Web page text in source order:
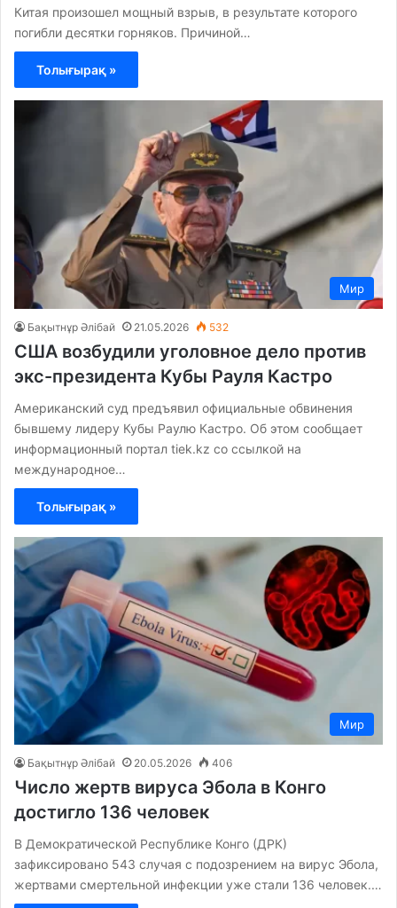
Китая произошел мощный взрыв, в результате которого
погибли десятки горняков. Причиной…
Толығырақ »
Мир
Бақытнұр Әлібай 21.05.2026 532
США возбудили уголовное дело против
экс-президента Кубы Рауля Кастро
Американский суд предъявил официальные обвинения
бывшему лидеру Кубы Раулю Кастро. Об этом сообщает
информационный портал tiek.kz со ссылкой на
международное…
Толығырақ »
Мир
Бақытнұр Әлібай 20.05.2026 406
Число жертв вируса Эбола в Конго
достигло 136 человек
В Демократической Республике Конго (ДРК)
зафиксировано 543 случая с подозрением на вирус Эбола,
жертвами смертельной инфекции уже стали 136 человек.…